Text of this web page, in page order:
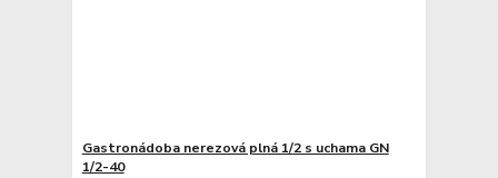
Gastronádoba nerezová plná 1/2 s uchama GN
1/2-40